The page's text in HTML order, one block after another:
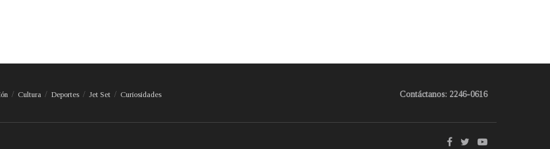
Cultura Deportes Jet Set Curiosidades Contáctanos: 2246-0616